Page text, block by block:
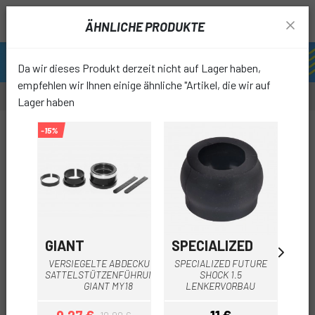
ÄHNLICHE PRODUKTE
Da wir dieses Produkt derzeit nicht auf Lager haben,
empfehlen wir Ihnen einige ähnliche "Artikel, die wir auf
Lager haben
-15%
GIANT
VERSIEGELTE ABDECKUNG +
SATTELSTÜTZENFÜHRUNGEN
GIANT MY18
SPECIALIZED
SPECIALIZED FUTURE
SHOCK 1.5
LENKERVORBAU